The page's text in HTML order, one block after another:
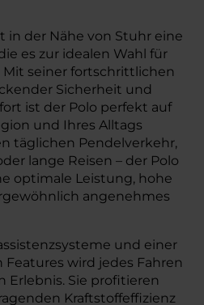
in der Nähe von Stuhr eine
es zur idealen Wahl für
seiner fortschrittlichen
Sicherheit und
ist der Polo perfekt auf
und Ihres Alltags
täglichen Pendelverkehr,
lange Reisen – der Polo
optimale Leistung, hohe
angenehmes
und einer
wird jedes Fahren
Erlebnis. Sie profitieren
Kraftstoffeffizienz